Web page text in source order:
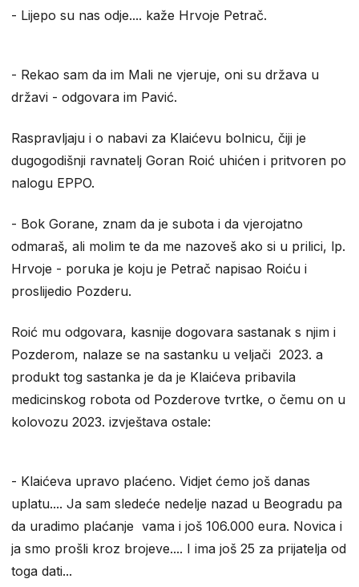
- Lijepo su nas odje.... kaže Hrvoje Petrač.
- Rekao sam da im Mali ne vjeruje, oni su država u
državi - odgovara im Pavić.
Raspravljaju i o nabavi za Klaićevu bolnicu, čiji je
dugogodišnji ravnatelj Goran Roić uhićen i pritvoren po
nalogu EPPO.
- Bok Gorane, znam da je subota i da vjerojatno
odmaraš, ali molim te da me nazoveš ako si u prilici, lp.
Hrvoje - poruka je koju je Petrač napisao Roiću i
proslijedio Pozderu.
Roić mu odgovara, kasnije dogovara sastanak s njim i
Pozderom, nalaze se na sastanku u veljači 2023. a
produkt tog sastanka je da je Klaićeva pribavila
medicinskog robota od Pozderove tvrtke, o čemu on u
kolovozu 2023. izvještava ostale:
- Klaićeva upravo plaćeno. Vidjet ćemo još danas
uplatu.... Ja sam sledeće nedelje nazad u Beogradu pa
da uradimo plaćanje vama i još 106.000 eura. Novica i
ja smo prošli kroz brojeve.... I ima još 25 za prijatelja od
toga dati...